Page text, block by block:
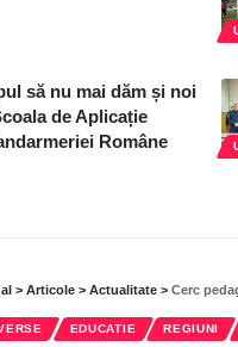
să nu mai dăm și noi
de Aplicație
Române
> Articole > Actualitate > Cerc pedagogic al
EDUCATIE REGIUNI